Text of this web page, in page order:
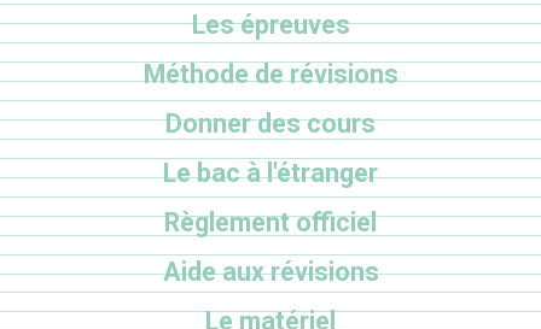
Les épreuves
Méthode de révisions
Donner des cours
Le bac à l'étranger
Règlement officiel
Aide aux révisions
Le matériel